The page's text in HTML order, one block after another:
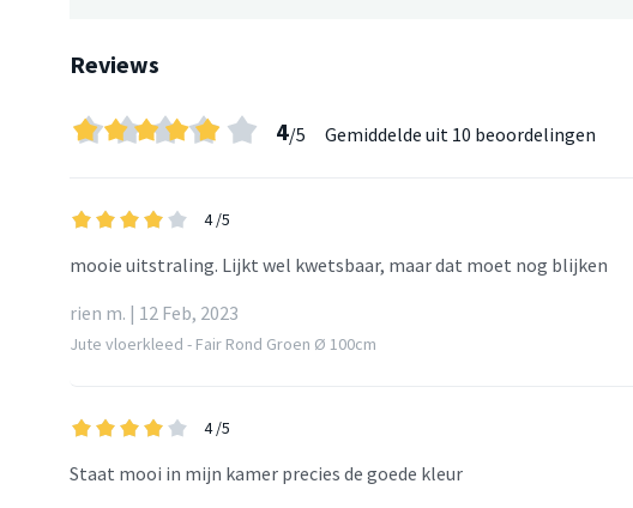
Reviews
4/5 Gemiddelde uit 10 beoordelingen
4 /5
mooie uitstraling. Lijkt wel kwetsbaar, maar dat moet nog blijken
rien m. | 12 Feb, 2023
Jute vloerkleed - Fair Rond Groen Ø 100cm
4 /5
Staat mooi in mijn kamer precies de goede kleur